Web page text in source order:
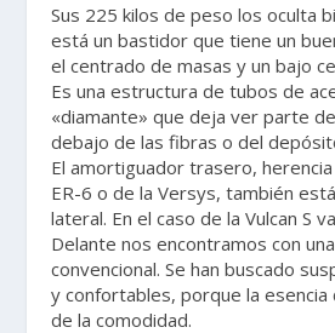
Sus 225 kilos de peso los oculta
está un bastidor que tiene un
el centrado de masas y un bajo
Es una estructura de tubos de
«diamante» que deja ver parte
debajo de las fibras o del
El amortiguador trasero,
ER-6 o de la Versys, también
lateral. En el caso de la Vulcan S
Delante nos encontramos con
convencional. Se han buscado
y confortables, porque la esencia
de la comodidad.